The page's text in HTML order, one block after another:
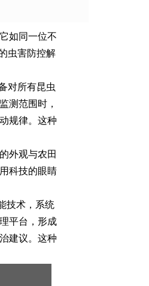
如同一位不
虫害防控解
对所有昆虫
测范围时，
规律。这种
外观与农田
科技的眼睛
技术，系统
平台，形成
建议。这种